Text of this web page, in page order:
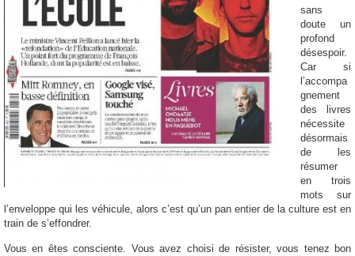
sans
doute un
profond
désespoir.
Car si
l’accompa
gnement
des livres
nécessite
désormais
de les
résumer
en trois
mots sur
l’enveloppe qui les véhicule, alors c’est qu’un pan entier de la culture est en
train de s’effondrer.
Vous en êtes consciente. Vous avez choisi de résister, vous tenez bon